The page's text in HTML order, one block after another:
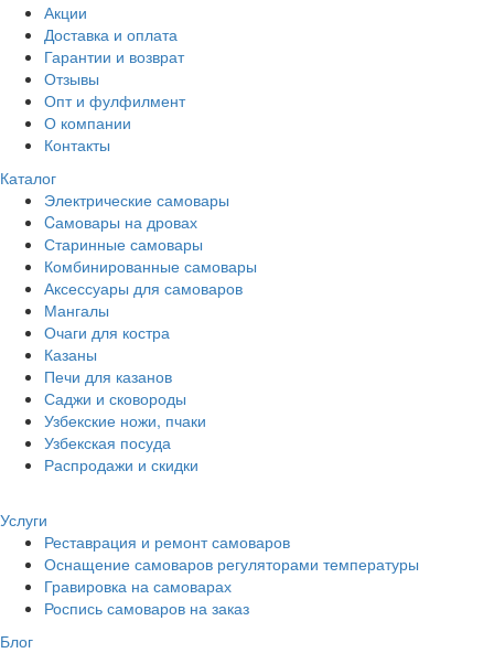
Акции
Доставка и оплата
Гарантии и возврат
Отзывы
Опт и фулфилмент
О компании
Контакты
Каталог
Электрические самовары
Cамовары на дровах
Старинные самовары
Комбинированные самовары
Аксессуары для самоваров
Мангалы
Очаги для костра
Казаны
Печи для казанов
Саджи и сковороды
Узбекские ножи, пчаки
Узбекская посуда
Распродажи и скидки
Услуги
Реставрация и ремонт самоваров
Оснащение самоваров регуляторами температуры
Гравировка на самоварах
Роспись самоваров на заказ
Блог